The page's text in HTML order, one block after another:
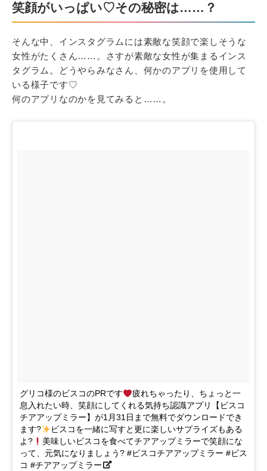
笑顔がいっぱい♡その秘密は……？
そんな中、インスタグラムには素敵な笑顔で楽しそうな
女性がたくさん……。さすが素敵な女性が集まるインス
タグラム。どうやらみなさん、何かのアプリを使用して
いる様子です♡
何のアプリなのかを見てみると……。
グリコ様のビスコのPRです
疲れちゃったり、ちょっと一
息入れたい時、笑顔にしてくれる気持ち認識アプリ【ビスコ
チアアップミラー】が1月31日まで無料でダウンロードでき
ます?
ビスコを一緒に写すと更に楽しいサプライズもある
よ?
美味しいビスコを食べてチアアップミラーで笑顔にな
って、元気になりましょう? #ビスコチアアップミラー #ビス
コ #チアアップミラー